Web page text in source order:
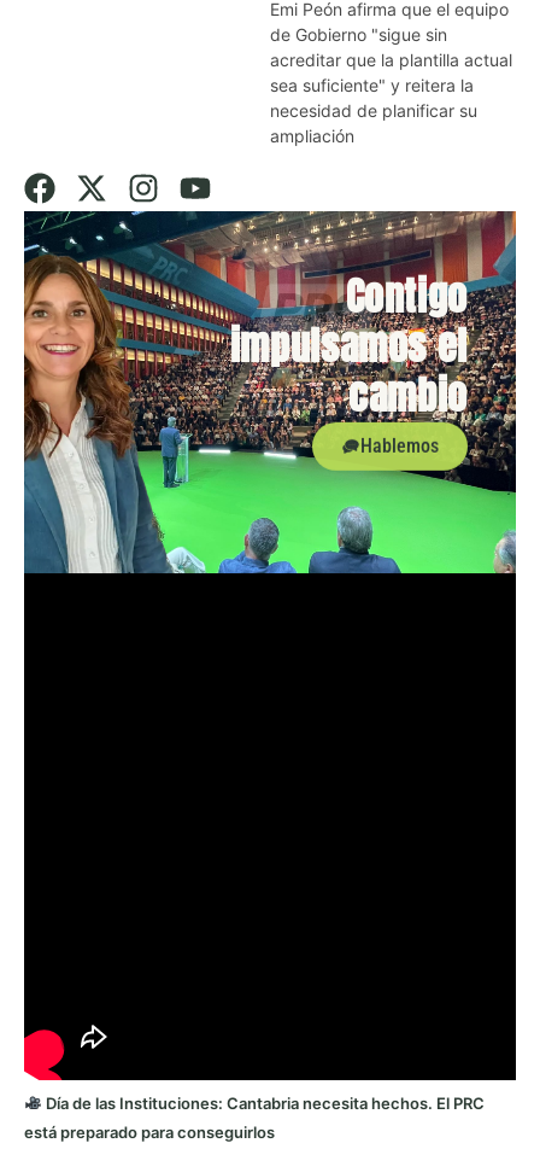
Emi Peón afirma que el equipo
de Gobierno "sigue sin
acreditar que la plantilla actual
sea suficiente" y reitera la
necesidad de planificar su
ampliación
Contigo
impulsamos el
cambio
Hablemos
Día de las Instituciones: Cantabria necesita hechos. El PRC
está preparado para conseguirlos